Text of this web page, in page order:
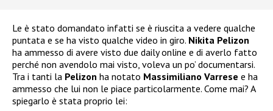
Le è stato domandato infatti se è riuscita a vedere qualche
puntata e se ha visto qualche video in giro. Nikita Pelizon
ha ammesso di avere visto due daily online e di averlo fatto
perché non avendolo mai visto, voleva un po’ documentarsi.
Tra i tanti la Pelizon ha notato Massimiliano Varrese e ha
ammesso che lui non le piace particolarmente. Come mai? A
spiegarlo è stata proprio lei: